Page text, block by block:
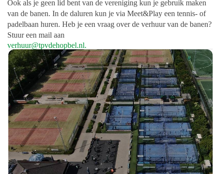
Ook als je geen lid bent van de vereniging kun je gebruik maken
van de banen. In de daluren kun je via Meet&Play een tennis- of
padelbaan huren. Heb je een vraag over de verhuur van de banen?
Stuur een mail aan
verhuur@tpvdehopbel.nl.